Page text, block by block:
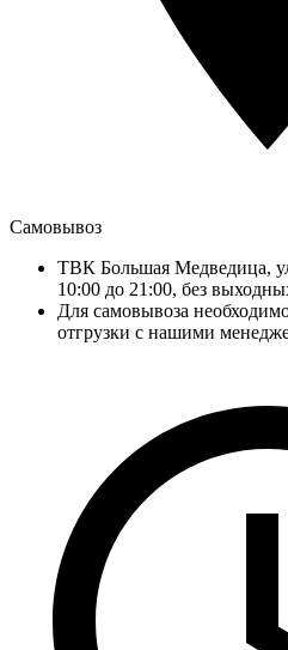
Самовывоз
ТВК Большая Медведица,
10:00 до 21:00, без
Для самовывоза
отгрузки с нашими